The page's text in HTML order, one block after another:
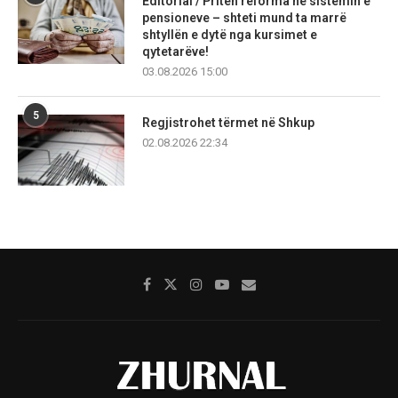
pensioneve – shteti mund ta marrë
shtyllën e dytë nga kursimet e
qytetarëve!
03.08.2026 15:00
5
Regjistrohet tërmet në Shkup
02.08.2026 22:34